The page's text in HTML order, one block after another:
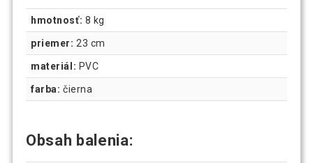
hmotnosť: 8 kg
priemer: 23 cm
materiál: PVC
farba: čierna
Obsah balenia: